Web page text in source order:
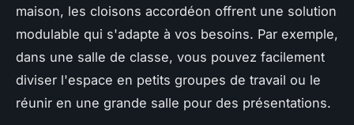
maison, les cloisons accordéon offrent une solution
modulable qui s'adapte à vos besoins. Par exemple,
dans une salle de classe, vous pouvez facilement
diviser l'espace en petits groupes de travail ou le
réunir en une grande salle pour des présentations.